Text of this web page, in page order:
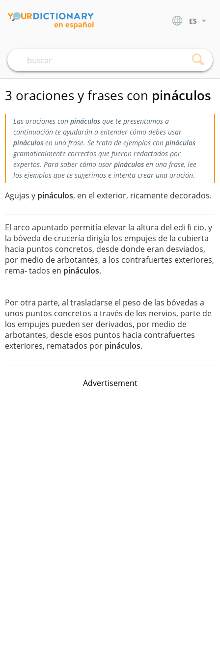
ES
3 oraciones y frases con pináculos
Las oraciones con pináculos que te presentamos a
continuación te ayudarán a entender cómo debes usar
pináculos en una frase. Se trata de ejemplos con pináculos
gramaticalmente correctos que fueron redactados por
expertos. Para saber cómo usar pináculos en una frase, lee
los ejemplos que te sugerimos e intenta crear una oración.
Agujas y pináculos, en el exterior, ricamente decorados.
El arco apuntado permitía elevar la altura del edi fi cio, y
la bóveda de crucería dirigía los empujes de la cubierta
hacia puntos concretos, desde donde eran desviados,
por medio de arbotantes, a los contrafuertes exteriores,
rema- tados en pináculos.
Por otra parte, al trasladarse el peso de las bóvedas a
unos puntos concretos a través de los nervios, parte de
los empujes pueden ser derivados, por medio de
arbotantes, desde esos puntos hacia contrafuertes
exteriores, rematados por pináculos.
Advertisement